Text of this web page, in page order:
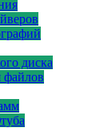
диска
файлов